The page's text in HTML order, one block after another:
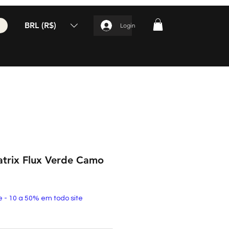
BRL (R$) Login
Flux Verde Camo
- 10 a 50% em todo site